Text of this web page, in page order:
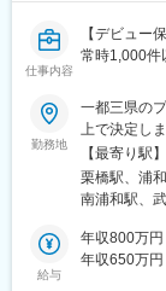
幡駅(都営
駅、明治神
駅、府中本
(東京都)、
和田塚駅、
空港第１タ
神奈川駅、
(東京都)、緑
参宮橋駅、
仕事内容
【デビュー
常時1,000件
勤務地
一都三県の
上で決定し
＜アクセス
「鶴見駅」
京中心のプ
制度があり
られます♪
【最寄り駅】
栗橋駅、浦
南浦和駅、
坂戸駅(埼玉
新座駅、深
給与
年収800万円
年収650万円